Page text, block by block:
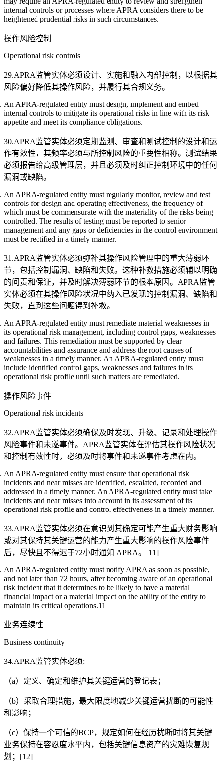
internal controls or processes where APRA considers there to be
heightened prudential risks in such circumstances.
操作风险控制
Operational risk controls
29.APRA监管实体必须设计、实施和融入内部控制，以根据其
风险偏好降低其操作风险，并履行其合规义务。
An APRA-regulated entity must design, implement and embed
internal controls to mitigate its operational risks in line with its risk
appetite and meet its compliance obligations.
30.APRA监管实体必须定期监测、审查和测试控制的设计和运
作有效性，其频率必须与所控制风险的重要性相称。测试结果
必须报告给高级管理层，并且必须及时纠正控制环境中的任何
漏洞或缺陷。
An APRA-regulated entity must regularly monitor, review and test
controls for design and operating effectiveness, the frequency of
which must be commensurate with the materiality of the risks being
controlled. The results of testing must be reported to senior
management and any gaps or deficiencies in the control environment
must be rectified in a timely manner.
31.APRA监管实体必须弥补其操作风险管理中的重大薄弱环
节，包括控制漏洞、缺陷和失败。这种补救措施必须辅以明确
的问责和保证，并及时解决薄弱环节的根本原因。APRA监管
实体必须在其操作风险状况中纳入已发现的控制漏洞、缺陷和
失败，直到这些问题得到补救。
An APRA-regulated entity must remediate material weaknesses in
its operational risk management, including control gaps, weaknesses
and failures. This remediation must be supported by clear
accountabilities and assurance and address the root causes of
weaknesses in a timely manner. An APRA-regulated entity must
include identified control gaps, weaknesses and failures in its
operational risk profile until such matters are remediated.
操作风险事件
Operational risk incidents
32.APRA监管实体必须确保及时发现、升级、记录和处理操作
风险事件和未遂事件。APRA监管实体在评估其操作风险状况
和控制有效性时，必须及时将事件和未遂事件考虑在内。
An APRA-regulated entity must ensure that operational risk
incidents and near misses are identified, escalated, recorded and
addressed in a timely manner. An APRA-regulated entity must take
incidents and near misses into account in its assessment of its
operational risk profile and control effectiveness in a timely manner.
33.APRA监管实体必须在意识到其确定可能产生重大财务影响
或对其保持其关键运营的能力产生重大影响的操作风险事件
后，尽快且不得迟于72小时通知 APRA。[11]
An APRA-regulated entity must notify APRA as soon as possible,
and not later than 72 hours, after becoming aware of an operational
risk incident that it determines to be likely to have a material
financial impact or a material impact on the ability of the entity to
maintain its critical operations.11
业务连续性
Business continuity
34.APRA监管实体必须:
（a）定义、确定和维护其关键运营的登记表；
（b）采取合理措施，最大限度地减少关键运营扰断的可能性
和影响；
（c）保持一个可信的BCP，规定如何在经历扰断时将其关键
业务保持在容忍度水平内，包括关键信息资产的灾难恢复规
划；[12]